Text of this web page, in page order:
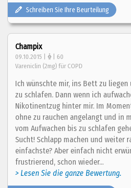
Schreiben Sie Ihre Beurteilung
Champix
09.10.2015 | | 60
Vareniclin (2mg) für COPD
Ich wünschte mir, ins Bett zu liegen
zu schlafen. Dann wenn ich
Nikotinentzug hinter mir. Im
ohne zu rauchen angelangt und in
vom Aufwachen bis zu schlafen
Sucht! Schlapp machen und weiter
einfachste? Aber einfach nicht
frustrierend, schon wieder...
> Lesen Sie die ganze Bewertung.